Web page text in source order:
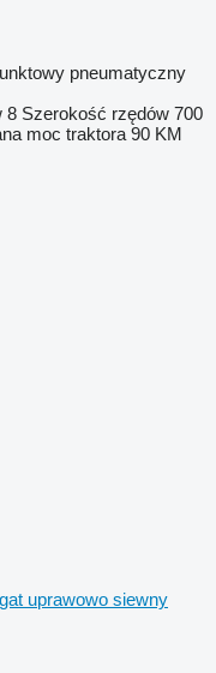
pneumatyczny
8 Szerokość rzędów 700
moc traktora 90 KM
uprawowo siewny